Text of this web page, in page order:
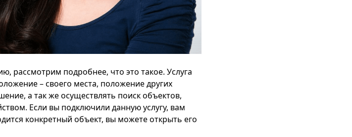
рассмотрим подробнее, что это такое. Услуга
– своего места, положение других
а так же осуществлять поиск объектов,
Если вы подключили данную услугу, вам
конкретный объект, вы можете открыть его